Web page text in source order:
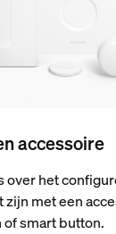
accessoire
over het
met een
smart button.